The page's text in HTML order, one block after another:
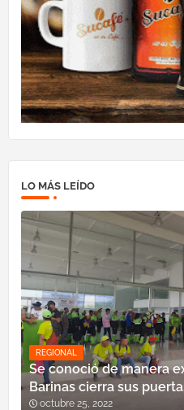
LO MÁS LEÍDO
REGIONAL
Se conoció de manera
Barinas cierra sus
octubre 25, 2022